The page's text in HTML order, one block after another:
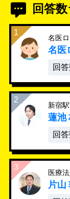
回答
名医
名医
回
新宿
蓮池
回
医療
片山